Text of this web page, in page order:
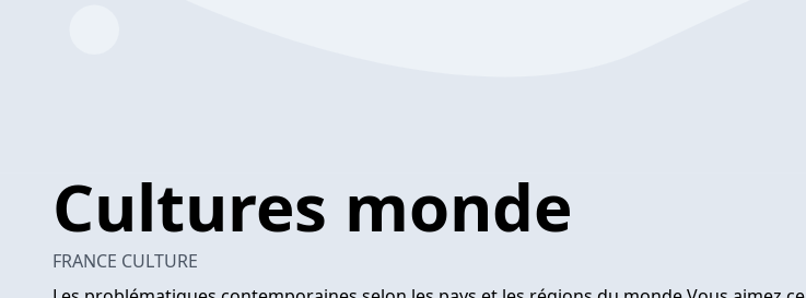
Cultures monde
FRANCE CULTURE